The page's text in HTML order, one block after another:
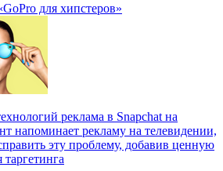
для хипстеров»
реклама в Snapchat на
напоминает рекламу на телевидении,
эту проблему, добавив ценную